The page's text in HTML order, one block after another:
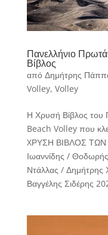
Πανελλήνιο
Βίβλος
από Δημήτρης
Volley, Volley
Η Χρυσή Βίβλος του
Beach Volley που
XΡΥΣΗ ΒΙΒΛΟΣ ΤΩΝ
Ιωαννίδης /
Ντάλλας / Δημήτρης
Βαγγέλης Σιδέρης